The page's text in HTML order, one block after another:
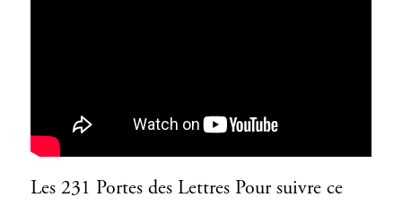
Les 231 Portes des Lettres Pour suivre ce